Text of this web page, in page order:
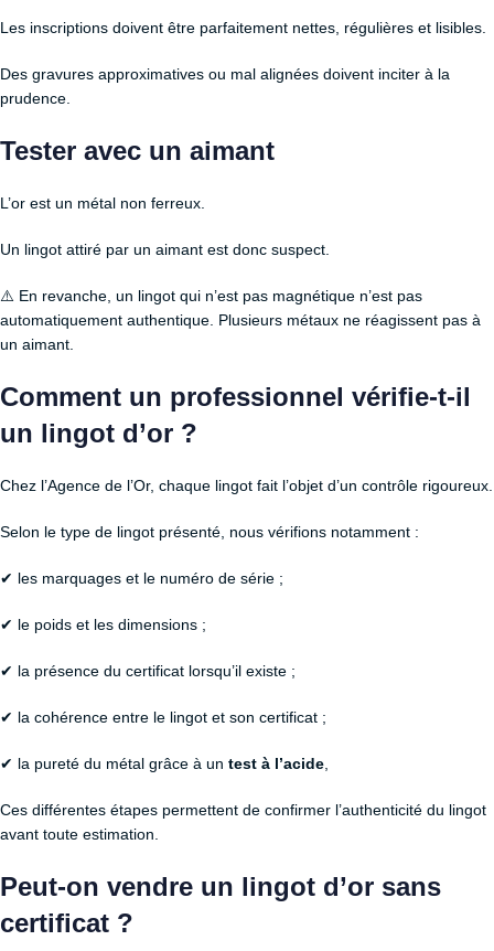
Les inscriptions doivent être parfaitement nettes, régulières et lisibles.
Des gravures approximatives ou mal alignées doivent inciter à la
prudence.
Tester avec un aimant
L’or est un métal non ferreux.
Un lingot attiré par un aimant est donc suspect.
⚠️ En revanche, un lingot qui n’est pas magnétique n’est pas
automatiquement authentique. Plusieurs métaux ne réagissent pas à
un aimant.
Comment un professionnel vérifie-t-il
un lingot d’or ?
Chez l’Agence de l’Or, chaque lingot fait l’objet d’un contrôle rigoureux.
Selon le type de lingot présenté, nous vérifions notamment :
✔ les marquages et le numéro de série ;
✔ le poids et les dimensions ;
✔ la présence du certificat lorsqu’il existe ;
✔ la cohérence entre le lingot et son certificat ;
✔ la pureté du métal grâce à un test à l’acide
Ces différentes étapes permettent de confirmer l’authenticité du lingot
avant toute estimation.
Peut-on vendre un lingot d’or sans
certificat ?